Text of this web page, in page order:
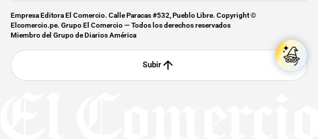
Empresa Editora El Comercio. Calle Paracas #532, Pueblo Libre. Copyright ©
Elcomercio.pe. Grupo El Comercio — Todos los derechos reservados
Miembro del Grupo de Diarios América
Subir